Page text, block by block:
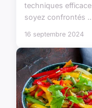
techniques
soyez confrontés
16 septembre 2024